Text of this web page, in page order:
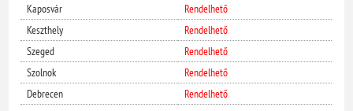
Kaposvár
Rendelhető
Keszthely
Rendelhető
Szeged
Rendelhető
Szolnok
Rendelhető
Debrecen
Rendelhető